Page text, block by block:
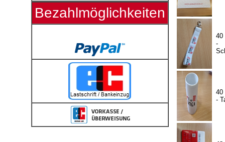
Bezahlmöglichkeiten
40
-
40
-